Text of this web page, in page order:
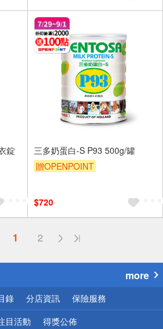
錠
三多奶蛋白-S P93 500g/罐
贈OPENPOINT
$720
1 2
送
送
請小心！
more
錄 分店資訊 保險服務
目活動 得獎公佈